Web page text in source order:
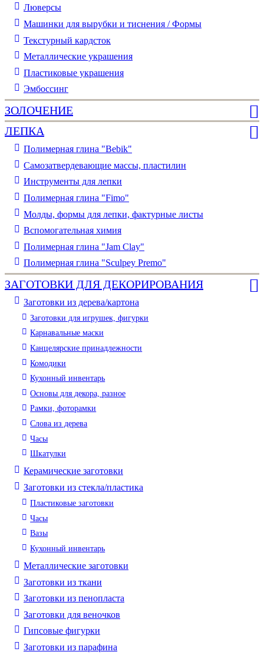
Люверсы
Машинки для вырубки и тиснения / Формы
Текстурный кардсток
Металлические украшения
Пластиковые украшения
Эмбоссинг
ЗОЛОЧЕНИЕ
ЛЕПКА
Полимерная глина "Bebik"
Самозатвердевающие массы, пластилин
Инструменты для лепки
Полимерная глина "Fimo"
Молды, формы для лепки, фактурные листы
Вспомогательная химия
Полимерная глина "Jam Clay"
Полимерная глина "Sculpey Premo"
ЗАГОТОВКИ ДЛЯ ДЕКОРИРОВАНИЯ
Заготовки из дерева/картона
Заготовки для игрушек, фигурки
Карнавальные маски
Канцелярские принадлежности
Комодики
Кухонный инвентарь
Основы для декора, разное
Рамки, фоторамки
Слова из дерева
Часы
Шкатулки
Керамические заготовки
Заготовки из стекла/пластика
Пластиковые заготовки
Часы
Вазы
Кухонный инвентарь
Металлические заготовки
Заготовки из ткани
Заготовки из пенопласта
Заготовки для веночков
Гипсовые фигурки
Заготовки из парафина